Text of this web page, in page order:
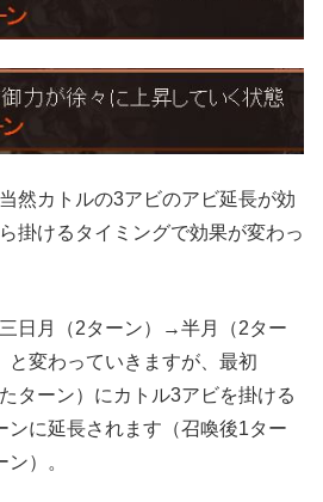
然カトルの3アビのアビ延長が効
掛けるタイミングで効果が変わっ
日月（2ターン）→半月（2ター
変わっていきますが、最初
ターン）にカトル3アビを掛ける
ンに延長されます（召喚後1ター
）。